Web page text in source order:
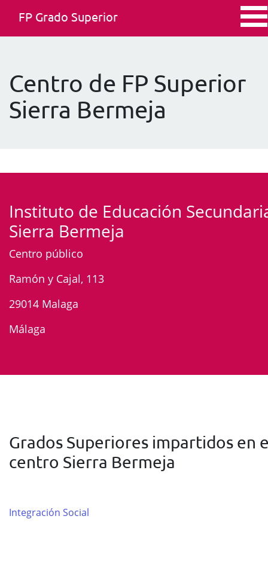
FP Grado Superior
Centro de FP Superior
Sierra Bermeja
Instituto de Educación
Sierra Bermeja
Centro público
Ramón y Cajal, 113
29014 Malaga
Málaga
Grados Superiores impartidos en
centro Sierra Bermeja
Integración Social